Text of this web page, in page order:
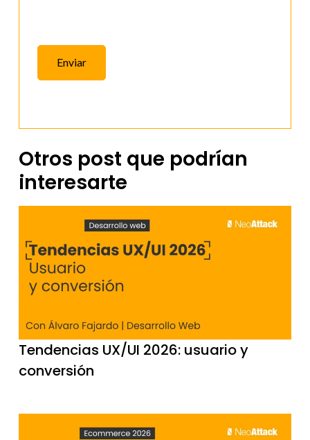
Enviar
Otros post que podrían
interesarte
Tendencias UX/UI 2026: usuario y
conversión